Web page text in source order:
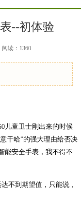
--初体验
阅读：1360
儿童卫士刚出来的时候
干哈”的强大理由给否决
能安全手表，我不得不
不到期望值，只能说，